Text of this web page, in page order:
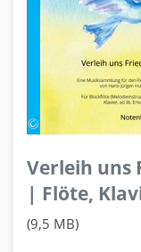
Verleih uns
| Flöte,
(9,5 MB)